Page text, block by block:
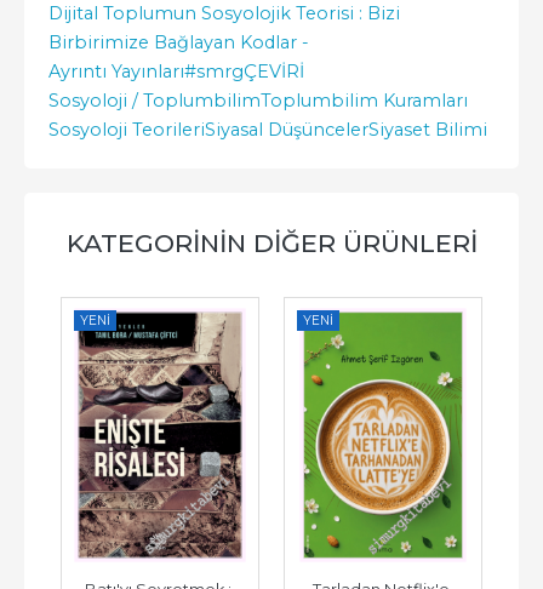
Dijital Toplumun Sosyolojik Teorisi : Bizi
Birbirimize Bağlayan Kodlar -
Ayrıntı Yayınları#smrgÇEVİRİ
Sosyoloji / ToplumbilimToplumbilim Kuramları
Sosyoloji TeorileriSiyasal DüşüncelerSiyaset Bilimi
KATEGORININ DIĞER ÜRÜNLERI
YENI YENI